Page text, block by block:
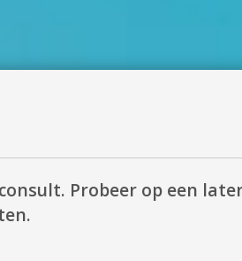
Probeer op een